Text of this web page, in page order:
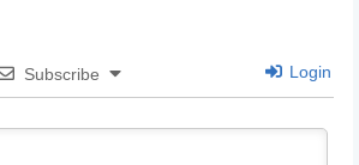
Subscribe Login